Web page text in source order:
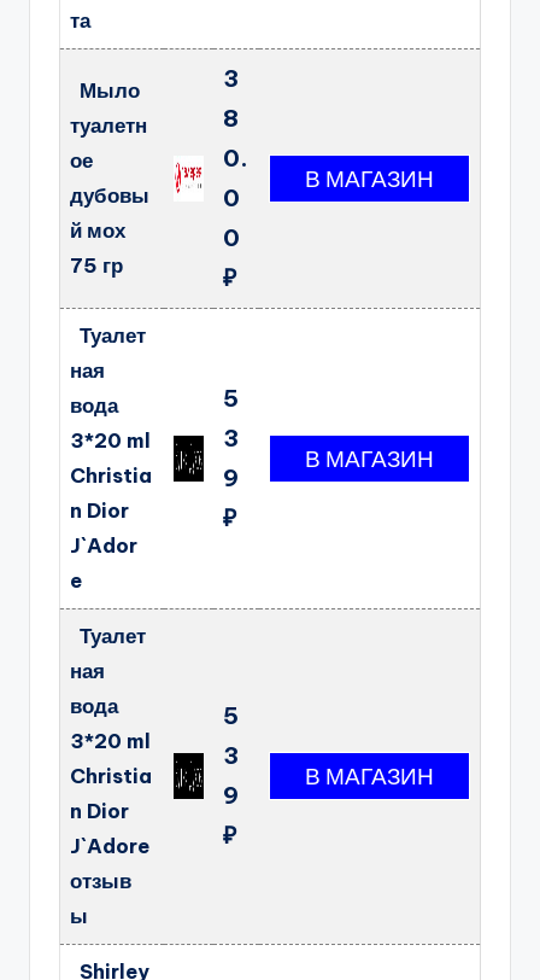
та
Мыло
туалетн
ое
дубовы
й мох
75 гр
3
8
0.
0
0
₽
Туалет
ная
вода
3*20 ml
Christia
n Dior
J`Ador
e
5
3
9
₽
Туалет
ная
вода
3*20 ml
Christia
n Dior
J`Adore
отзыв
ы
5
3
9
₽
Shirley